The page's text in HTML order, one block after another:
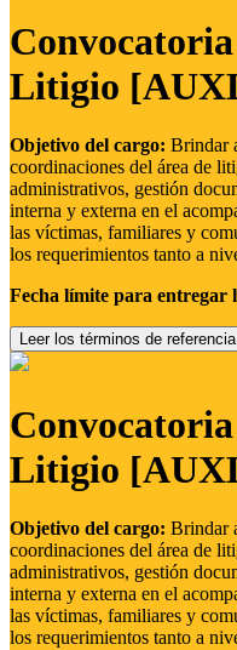
Litigio
Objetivo del cargo: Brindar
coordinaciones del área de
administrativos, gestión
interna y externa en el
las víctimas, familiares y
los requerimientos tanto a
Fecha límite para entregar
Leer los términos de referencia
Litigio
Objetivo del cargo: Brindar
coordinaciones del área de
administrativos, gestión
interna y externa en el
las víctimas, familiares y
los requerimientos tanto a